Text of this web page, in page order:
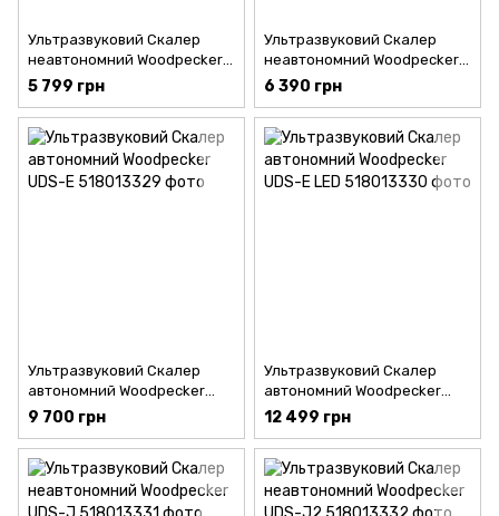
Ультразвуковий Скалер
неавтономний Woodpecker
UDS-K
5 799 грн
Ультразвуковий Скалер
неавтономний Woodpecker
UDS-K LED
6 390 грн
Ультразвуковий Скалер
автономний Woodpecker
UDS-E
9 700 грн
Ультразвуковий Скалер
автономний Woodpecker
UDS-E LED
12 499 грн